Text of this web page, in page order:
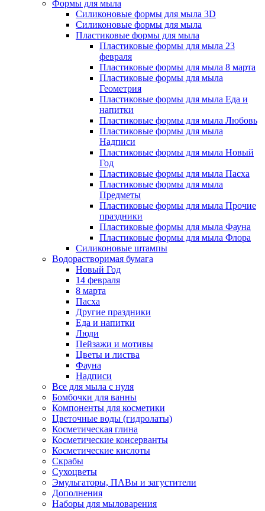
Формы для мыла
Силиконовые формы для мыла 3D
Силиконовые формы для мыла
Пластиковые формы для мыла
Пластиковые формы для мыла 23
февраля
Пластиковые формы для мыла 8 марта
Пластиковые формы для мыла
Геометрия
Пластиковые формы для мыла Еда и
напитки
Пластиковые формы для мыла Любовь
Пластиковые формы для мыла
Надписи
Пластиковые формы для мыла Новый
Год
Пластиковые формы для мыла Пасха
Пластиковые формы для мыла
Предметы
Пластиковые формы для мыла Прочие
праздники
Пластиковые формы для мыла Фауна
Пластиковые формы для мыла Флора
Силиконовые штампы
Водорастворимая бумага
Новый Год
14 февраля
8 марта
Пасха
Другие праздники
Еда и напитки
Люди
Пейзажи и мотивы
Цветы и листва
Фауна
Надписи
Все для мыла с нуля
Бомбочки для ванны
Компоненты для косметики
Цветочные воды (гидролаты)
Косметическая глина
Косметические консерванты
Косметические кислоты
Скрабы
Сухоцветы
Эмульгаторы, ПАВы и загустители
Дополнения
Наборы для мыловарения